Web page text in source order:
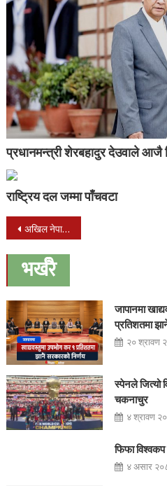
प्रधानमन्त्री शेरबहादुर देउवाले आजै
राष्ट्रिय दल जम्मा पाँचवटा
Post
navigation
अखिल नेपाल यातायात मजदुर संघले गर्‍यो वृहत् रक्तदान
भर्खरै
जापानमा
प्रतिशतमा
२० श्रावण
स्पेनले जित्यो
चकनाचुर
४ श्रावण
फिफा विश्वकप
४ असार